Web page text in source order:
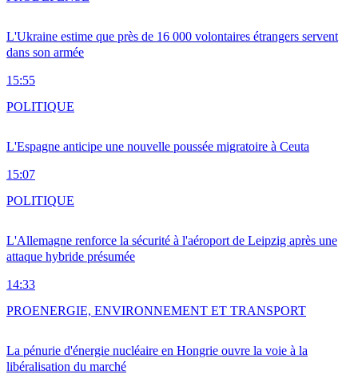
L'Ukraine estime que près de 16 000 volontaires étrangers servent
dans son armée
15:55
L'Espagne anticipe une nouvelle poussée migratoire à Ceuta
15:07
POLITIQUE
L'Allemagne renforce la sécurité à l'aéroport de Leipzig après une
attaque hybride présumée
14:33
POLITIQUE
La pénurie d'énergie nucléaire en Hongrie ouvre la voie à la
libéralisation du marché
PROENERGIE, ENVIRONNEMENT ET TRANSPORT